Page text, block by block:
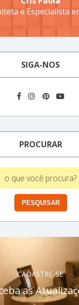
e Especialista
SIGA-NOS
PROCURAR
CADASTRE-SE
as